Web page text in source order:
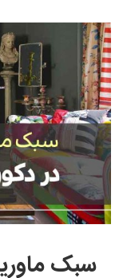
آموزش مجازی
آموزش مجازی
آموزش مجازی
نقاشی پاستل
نقاشی رنگ
نقاشی آبرنگ
نقاشی کودک و
طراحی سیاه قلم
نقاشی
خوشنویسی
خوشنویسی با
خط نقاشی
سبک